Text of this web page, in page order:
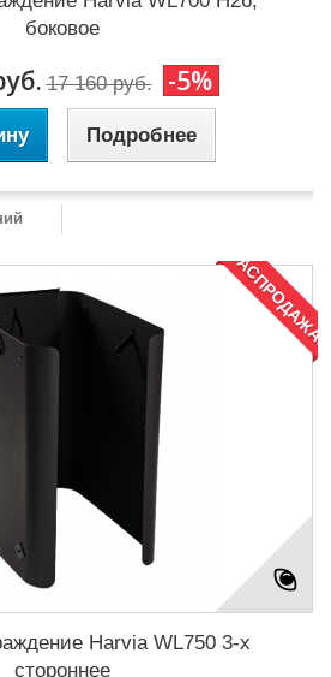
боковое
17 160 руб. -5%
Подробнее
РАСПРОДАЖА!
Harvia WL750 3-х
стороннее